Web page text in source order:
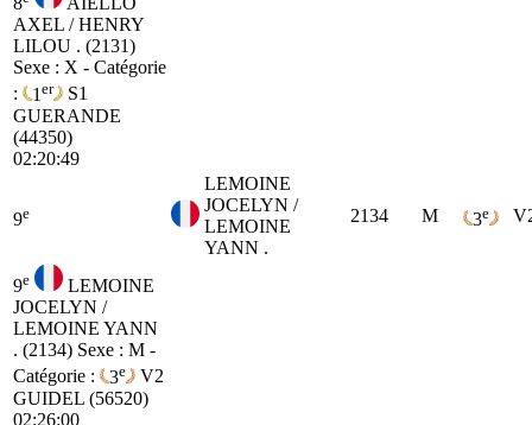
AXEL / HENRY
LILOU . (2131)
Sexe : X - Catégorie
:
1 er
S1
GUERANDE
(44350)
02:20:49
9e
LEMOINE
JOCELYN /
LEMOINE
YANN .
2134 M 3e
9e
LEMOINE
JOCELYN /
LEMOINE YANN
. (2134) Sexe : M -
Catégorie :
3e
V2
GUIDEL (56520)
02:26:00